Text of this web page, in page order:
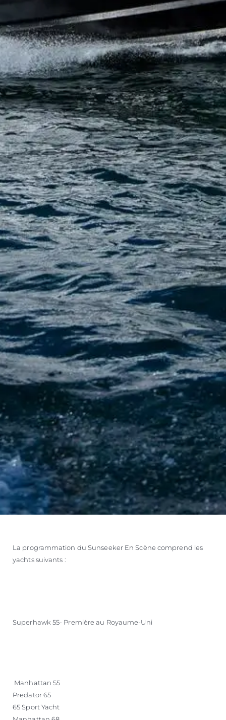
La programmation du Sunseeker En Scène comprend les
yachts suivants :
Superhawk 55- Première au Royaume-Uni
Manhattan 55
Predator 65
65 Sport Yacht